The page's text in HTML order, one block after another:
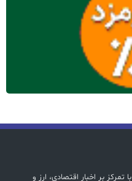
بر اخبار اقتصادی، ارز و